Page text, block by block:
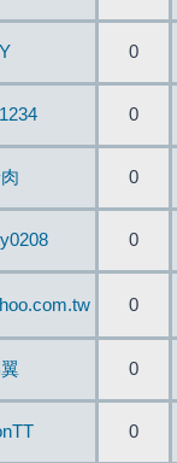
0
0
0
0
0
0
0